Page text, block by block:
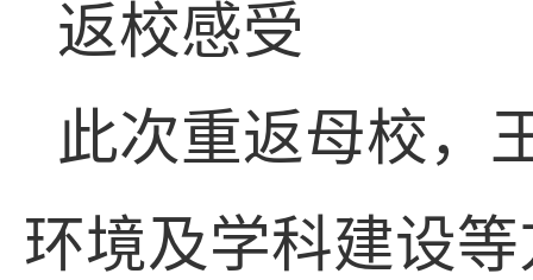
返校感受
此次重返母校，
环境及学科建设